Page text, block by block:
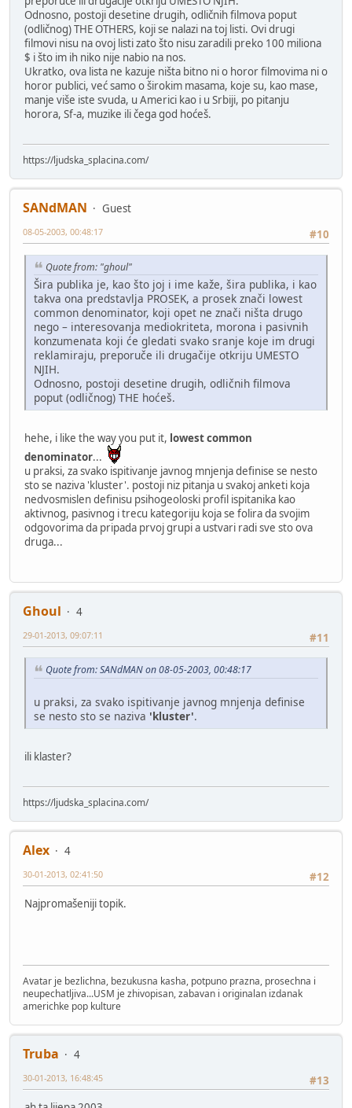
Odnosno, postoji desetine drugih, odličnih filmova poput
(odličnog) THE OTHERS, koji se nalazi na toj listi. Ovi drugi
filmovi nisu na ovoj listi zato što nisu zaradili preko 100 miliona
$ i što im ih niko nije nabio na nos.
Ukratko, ova lista ne kazuje ništa bitno ni o horor filmovima ni o
horor publici, već samo o širokim masama, koje su, kao mase,
manje više iste svuda, u Americi kao i u Srbiji, po pitanju
horora, Sf-a, muzike ili čega god hoćeš.
https://ljudska_splacina.com/
SANdMAN
Guest
#10
08-05-2003, 00:48:17
Quote from: "ghoul"
Šira publika je, kao što joj i ime kaže, šira publika, i kao
takva ona predstavlja PROSEK, a prosek znači lowest
common denominator, koji opet ne znači ništa drugo
nego – interesovanja mediokriteta, morona i pasivnih
konzumenata koji će gledati svako sranje koje im drugi
reklamiraju, preporuče ili drugačije otkriju UMESTO
NJIH.
Odnosno, postoji desetine drugih, odličnih filmova
poput (odličnog) THE hoćeš.
hehe, i like the way you put it, lowest common
denominator...
u praksi, za svako ispitivanje javnog mnjenja definise se nesto
sto se naziva 'kluster'. postoji niz pitanja u svakoj anketi koja
nedvosmislen definisu psihogeoloski profil ispitanika kao
aktivnog, pasivnog i trecu kategoriju koja se folira da svojim
odgovorima da pripada prvoj grupi a ustvari radi sve sto ova
druga...
Ghoul
4
#11
29-01-2013, 09:07:11
Quote from: SANdMAN on 08-05-2003, 00:48:17
u praksi, za svako ispitivanje javnog mnjenja definise
se nesto sto se naziva 'kluster'.
ili klaster?
https://ljudska_splacina.com/
Alex
4
#12
30-01-2013, 02:41:50
Najpromašeniji topik.
Avatar je bezlichna, bezukusna kasha, potpuno prazna, prosechna i
neupechatljiva...USM je zhivopisan, zabavan i originalan izdanak
americhke pop kulture
Truba
4
#13
30-01-2013, 16:48:45